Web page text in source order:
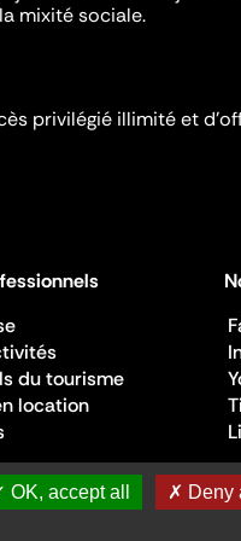
mixité sociale.
privilégié illimité et
du tourisme
location
OK, accept all ✗ Deny